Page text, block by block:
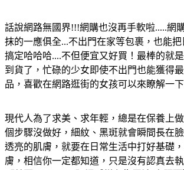
話說網路無國界!!!網購也沒再手軟啦.....網
抹的一應俱全...不出門在家等包裹，也能
搞定哈哈哈....不但便宜又好買！最棒的就
到貨了，忙碌的少女即使不出門也能獲得
品，喜歡在網路逛街的女孩可以來瞭解一
現代人為了求美、求年輕，總是在保養上
個步驟沒做好，細紋、黑斑就會瞬間長在
透亮的肌膚，就要在日常生活中打好基礎
膚，相信你一定都知道，只是沒有認真去